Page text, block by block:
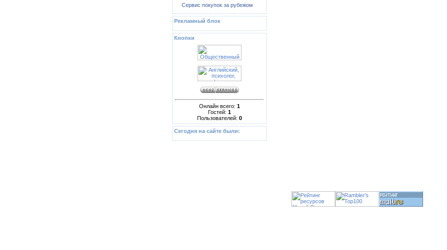
Сервис покупок за рубежом
Рекламный блок
Кнопки
Онлайн всего: 1
Гостей: 1
Пользователей: 0
Сегодня на сайте были: